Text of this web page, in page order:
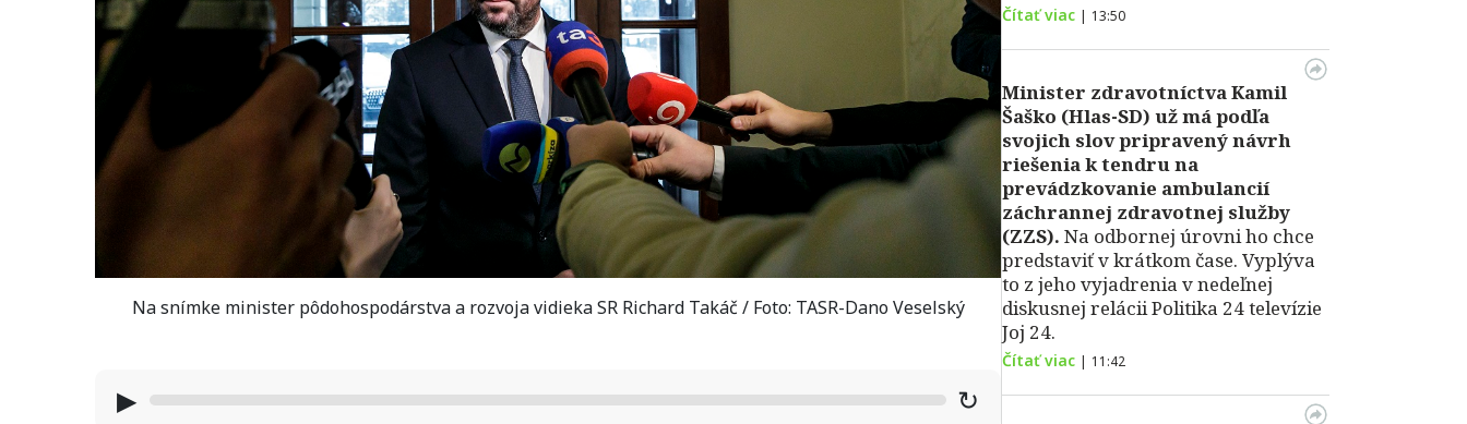
Na snímke minister pôdohospodárstva a rozvoja vidieka SR Richard Takáč / Foto: TASR-Dano Veselský
▶ ↻
Čítať viac | 13:50
Minister zdravotníctva Kamil
Šaško (Hlas-SD) už má podľa
svojich slov pripravený návrh
riešenia k tendru na
prevádzkovanie ambulancií
záchrannej zdravotnej služby
(ZZS). Na odbornej úrovni ho chce
predstaviť v krátkom čase. Vyplýva
to z jeho vyjadrenia v nedeľnej
diskusnej relácii Politika 24 televízie
Joj 24.
Čítať viac | 11:42